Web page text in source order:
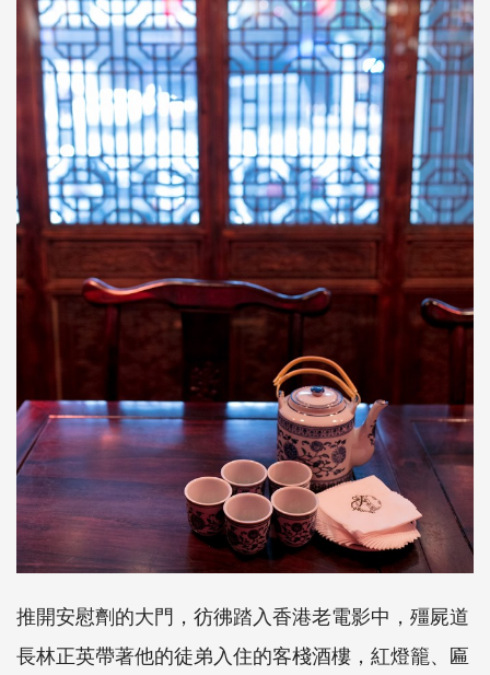
推開安慰劑的大門，彷彿踏入香港老電影中，殭屍道
長林正英帶著他的徒弟入住的客棧酒樓，紅燈籠、匾